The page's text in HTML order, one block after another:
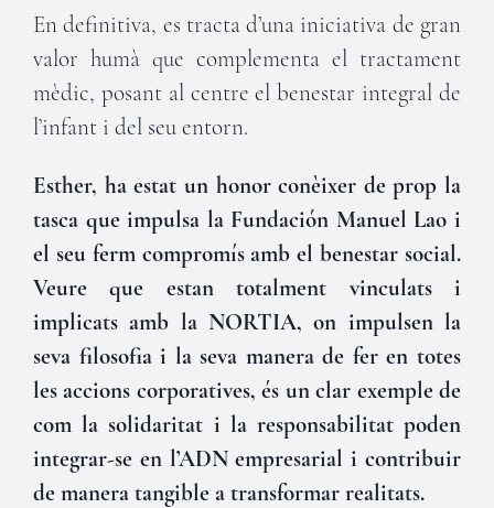
En definitiva, es tracta d’una iniciativa de gran
valor humà que complementa el tractament
mèdic, posant al centre el benestar integral de
l’infant i del seu entorn.
Esther, ha estat un honor conèixer de prop la
tasca que impulsa la Fundación Manuel Lao i
el seu ferm compromís amb el benestar social.
Veure que estan totalment vinculats i
implicats amb la NORTIA, on impulsen la
seva filosofia i la seva manera de fer en totes
les accions corporatives, és un clar exemple de
com la solidaritat i la responsabilitat poden
integrar-se en l’ADN empresarial i contribuir
de manera tangible a transformar realitats.